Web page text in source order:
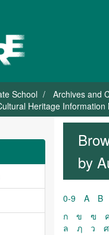
School
Archives and
Heritage
by
0-9 A B
ก
ข ฃ
ล
ฦ ว ศ